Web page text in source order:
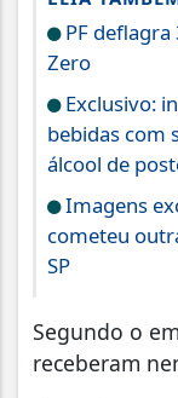
PF deflagra
Zero
Exclusivo:
bebidas com
álcool de
Imagens
cometeu
SP
Segundo o
receberam